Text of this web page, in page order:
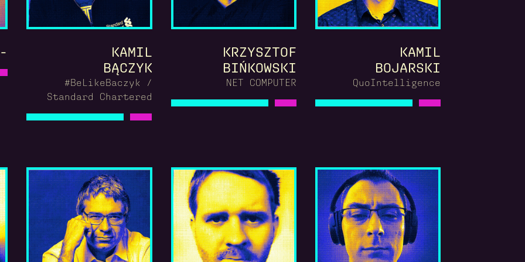
KAMIL
BĄCZYK
#BeLikeBaczyk /
Standard Chartered
KRZYSZTOF
BIŃKOWSKI
NET COMPUTER
KAMIL
BOJARSKI
QuoIntelligence